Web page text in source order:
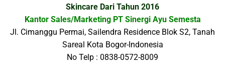
Skincare Dari Tahun 2016
Kantor Sales/Marketing PT Sinergi Ayu Semesta
Jl. Cimanggu Permai, Sailendra Residence Blok S2, Tanah
Sareal Kota Bogor-Indonesia
No Telp : 0838-0572-8009